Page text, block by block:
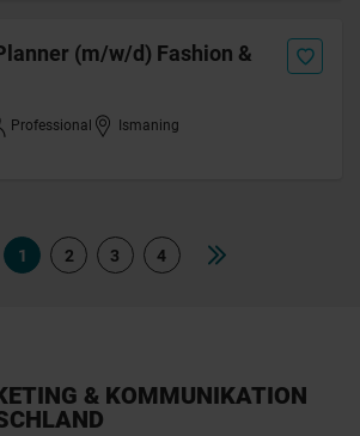
(m/w/d) Fashion &
Professional
Ismaning
1 2 3 4
& KOMMUNIKATION